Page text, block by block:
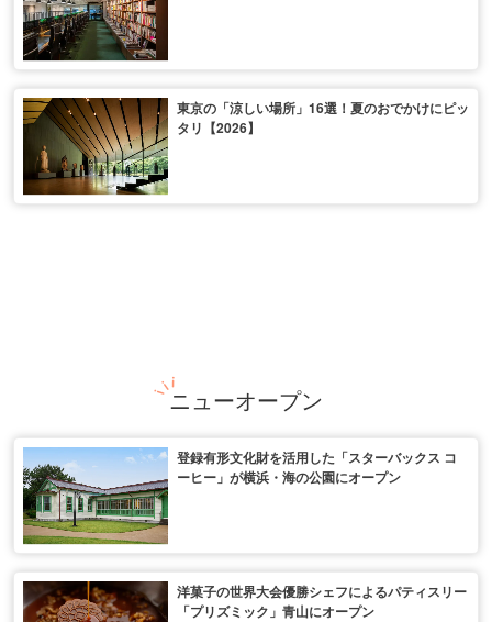
東京の「涼しい場所」16選！夏のおでかけにピッ
タリ【2026】
ニューオープン
登録有形文化財を活用した「スターバックス コ
ーヒー」が横浜・海の公園にオープン
洋菓子の世界大会優勝シェフによるパティスリー
「プリズミック」青山にオープン